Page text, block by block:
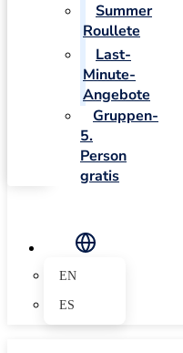
Summer
Roullete
Last-
Minute-
Angebote
Gruppen-
5.
Person
gratis
EN
ES